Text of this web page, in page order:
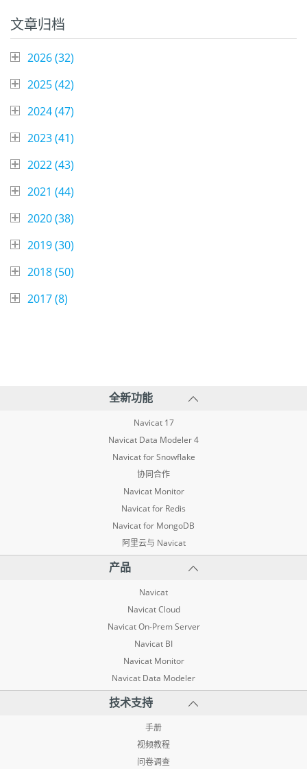
文章归档
2026 (32)
2025 (42)
2024 (47)
2023 (41)
2022 (43)
2021 (44)
2020 (38)
2019 (30)
2018 (50)
2017 (8)
全新功能
Navicat 17
Navicat Data Modeler 4
Navicat for Snowflake
协同合作
Navicat Monitor
Navicat for Redis
Navicat for MongoDB
阿里云与 Navicat
产品
Navicat
Navicat Cloud
Navicat On-Prem Server
Navicat BI
Navicat Monitor
Navicat Data Modeler
技术支持
手册
视频教程
问卷调查